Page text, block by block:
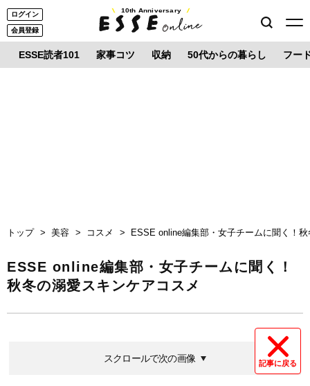
ログイン
会員登録
10th Anniversary
ESSE読者101 家事コツ 収納 50代からの暮らし フー
トップ 美容 コスメ ESSE online編集部・女子チームに聞く！
ESSE online編集部・女子チームに聞く！
秋冬の溺愛スキンケアコスメ
記事に戻る
スクロールで次の画像